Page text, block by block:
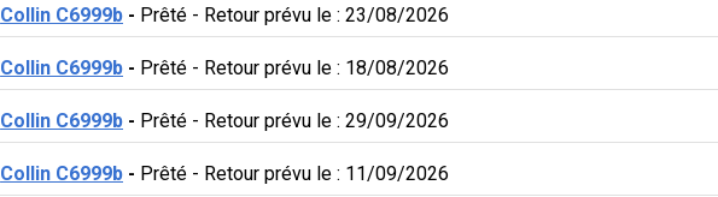
Collin C6999b - Prêté - Retour prévu le : 23/08/2026
Collin C6999b - Prêté - Retour prévu le : 18/08/2026
Collin C6999b - Prêté - Retour prévu le : 29/09/2026
Collin C6999b - Prêté - Retour prévu le : 11/09/2026